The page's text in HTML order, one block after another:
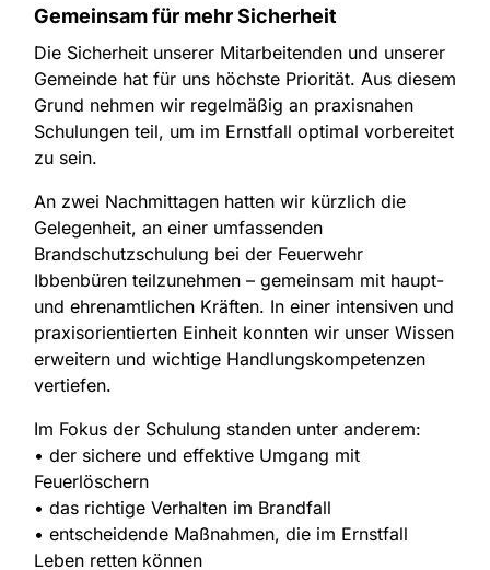
Gemeinsam für mehr Sicherheit
Die Sicherheit unserer Mitarbeitenden und unserer
Gemeinde hat für uns höchste Priorität. Aus diesem
Grund nehmen wir regelmäßig an praxisnahen
Schulungen teil, um im Ernstfall optimal vorbereitet
zu sein.
An zwei Nachmittagen hatten wir kürzlich die
Gelegenheit, an einer umfassenden
Brandschutzschulung bei der Feuerwehr
Ibbenbüren teilzunehmen – gemeinsam mit haupt-
und ehrenamtlichen Kräften. In einer intensiven und
praxisorientierten Einheit konnten wir unser Wissen
erweitern und wichtige Handlungskompetenzen
vertiefen.
Im Fokus der Schulung standen unter anderem:
• der sichere und effektive Umgang mit
Feuerlöschern
• das richtige Verhalten im Brandfall
• entscheidende Maßnahmen, die im Ernstfall
Leben retten können